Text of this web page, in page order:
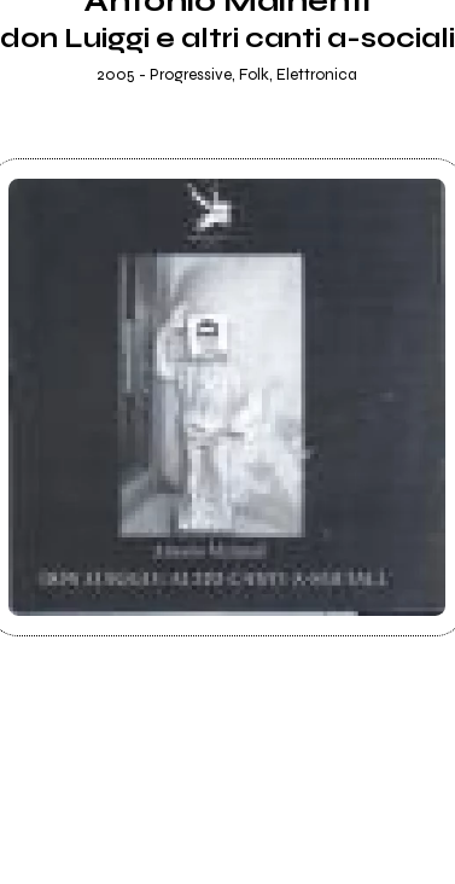
don Luiggi e altri canti a-sociali
2005 - Progressive, Folk, Elettronica